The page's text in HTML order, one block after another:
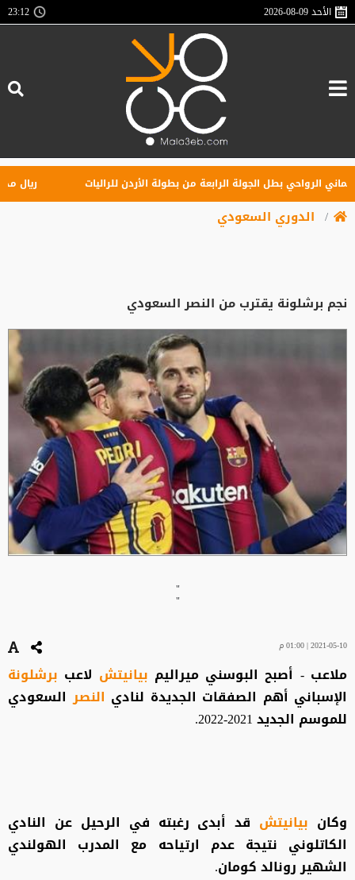
الأحد2026-08-09
23:12
الرواحي بطل الجولة الرابعة من بطولة الأردن للراليات ريال
الدوري السعودي
نجم برشلونة يقترب من النصر السعودي
"
"
2021-05-10 | 01:00 م
ملاعب - أصبح البوسني ميراليم بيانيتش لاعب برشلونة
الإسباني أهم الصفقات الجديدة لنادي النصر السعودي
للموسم الجديد 2021-2022.
وكان بيانيتش قد أبدى رغبته في الرحيل عن النادي
الكاتلوني نتيجة عدم ارتياحه مع المدرب الهولندي
الشهير رونالد كومان.